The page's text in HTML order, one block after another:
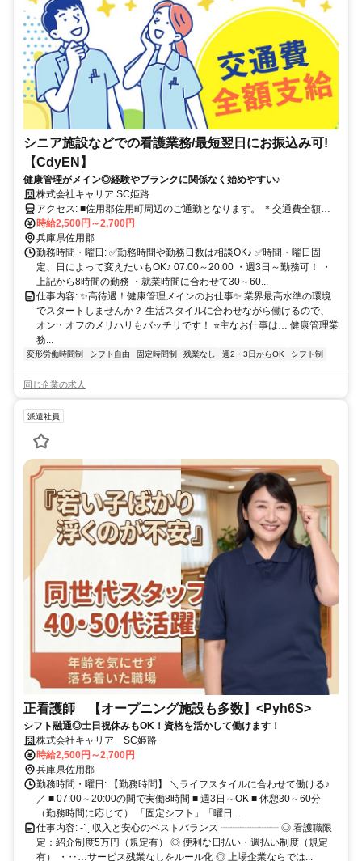
シニア施設などでの看護業務/最短翌日にお振込み可!
【CdyEN】
健康管理がメイン◎経験やブランクに関係なく始めやすい♪
株式会社キャリア SC姫路
アクセス: ■佐用郡佐用町周辺のご通勤となります。 ＊交通費全額支
給 ＊車通勤・バイク通勤OK（ガソリン代支給） ＊自転車通勤OK
時給2,500円～2,700円
兵庫県佐用郡
勤務時間・曜日: ✅勤務時間や勤務日数は相談OK♪ ✅時間・曜日固
定、日によって変えたいもOK♪ 07:00～20:00 ・週3日～勤務可！ ・
上記から8時間の勤務 ・就業時間に合わせて30～60...
仕事内容: ✨高待遇！健康管理メインのお仕事✨ 業界最高水準の環境
でスタートしませんか？ 生活スタイルに合わせながら働けるので、
オン・オフのメリハリもバッチリです！ ⭐主なお仕事は… 健康管理業
務...
変形労働時間制 シフト自由 固定時間制 残業なし 週2・3日からOK シフト制
同じ企業の求人
派遣社員
正看護師 【オープニング施設も多数】<Pyh6S>
シフト融通◎土日祝休みもOK！資格を活かして働けます！
株式会社キャリア SC姫路
時給2,500円～2,700円
兵庫県佐用郡
勤務時間・曜日: 【勤務時間】 ＼ライフスタイルに合わせて働ける♪
／ ■ 07:00～20:00の間で実働8時間 ■ 週3日～OK ■ 休憩30～60分
（勤務時間に応じて） 「固定シフト」「曜日...
仕事内容: -ˋˏ 収入と安心のベストバランス ┈┈┈┈┈┈ ◎ 看護職限
定：紹介制度5万円（規定有） ◎ 便利な日払い・週払い制度（規定
有） ・‥…サービス残業なしをルール化 ◎ 上場企業ならでは...